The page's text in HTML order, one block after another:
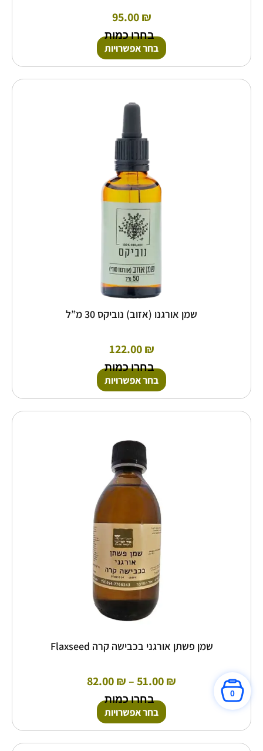
95.00₪
בחרו כמות
בחר אפשרויות
שמן אורגנו (אזוב) נוביקס 30 מ”ל
122.00₪
בחרו כמות
בחר אפשרויות
יש
מספר
סוגים.
לבחור
את
האפשרויות
בעמוד
המוצר
שמן פשתן אורגני בכבישה קרה Flaxseed
51.00₪
–
82.00₪
בחרו כמות
בחר אפשרויות
יש
מספר
סוגים.
ניתן
לבחור
האפשרויות
בעמוד
המוצר
0